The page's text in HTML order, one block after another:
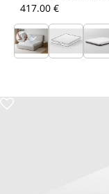
417.00 €